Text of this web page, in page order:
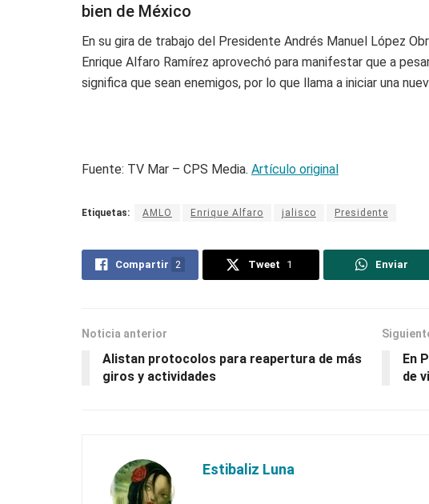
bien de México
En su gira de trabajo del Presidente Andrés Manuel López
Enrique Alfaro Ramírez aprovechó para manifestar que a
significa que sean enemigos, por lo que llama a iniciar una
Fuente: TV Mar – CPS Media. Artículo original
Etiquetas: AMLO Enrique Alfaro jalisco Presidente
Compartir 2 Tweet 1 Enviar
Noticia anterior
Alistan protocolos para reapertura de más
giros y actividades
En
de
Estibaliz Luna